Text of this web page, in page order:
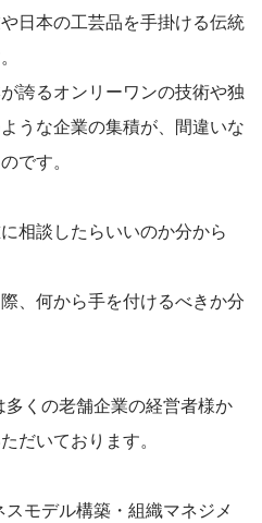
日本の工芸品を手掛ける伝統
誇るオンリーワンの技術や独
うな企業の集積が、間違いな
です。
相談したらいいのか分から
、何から手を付けるべきか分
くの老舗企業の経営者様か
だいております。
モデル構築・組織マネジメ